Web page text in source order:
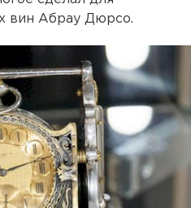
вин Абрау Дюрсо.